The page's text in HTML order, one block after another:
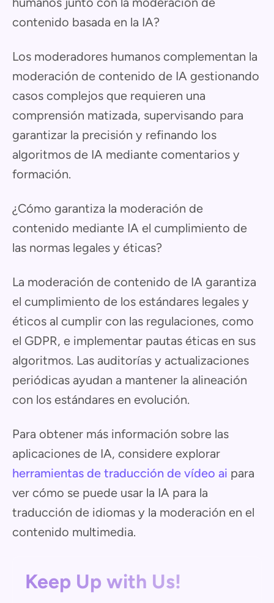
contenido basada en la IA?
Los moderadores humanos complementan la
moderación de contenido de IA gestionando
casos complejos que requieren una
comprensión matizada, supervisando para
garantizar la precisión y refinando los
algoritmos de IA mediante comentarios y
formación.
¿Cómo garantiza la moderación de
contenido mediante IA el cumplimiento de
las normas legales y éticas?
La moderación de contenido de IA garantiza
el cumplimiento de los estándares legales y
éticos al cumplir con las regulaciones, como
el GDPR, e implementar pautas éticas en sus
algoritmos. Las auditorías y actualizaciones
periódicas ayudan a mantener la alineación
con los estándares en evolución.
Para obtener más información sobre las
aplicaciones de IA, considere explorar
herramientas de traducción de vídeo ai para
ver cómo se puede usar la IA para la
traducción de idiomas y la moderación en el
contenido multimedia.
Keep Up with Us!